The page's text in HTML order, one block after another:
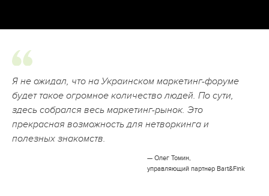
Я не ожидал, что на Украинском маркетинг-форуме
будет такое огромное количество людей. По сути,
здесь собрался весь маркетинг-рынок. Это
прекрасная возможность для нетворкинга и
полезных знакомств.
— Олег Томин,
управляющий партнер Bart&Fink